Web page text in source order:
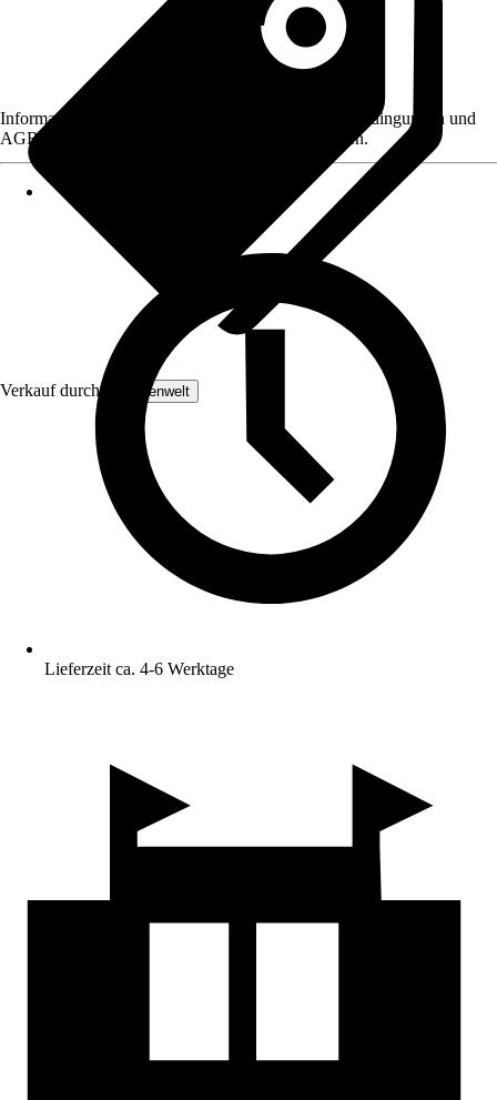
Verkauf durch: Lampenwelt
Informationen des Verkäufers, wie z. B. Rückgabebedingungen und
AGB, finden Sie bei Klick auf den Verkäufernamen.
Lieferzeit ca. 4-6 Werktage